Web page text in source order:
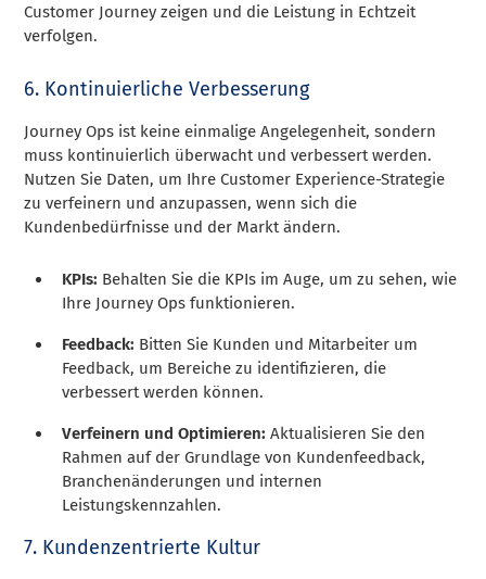
Customer Journey zeigen und die Leistung in Echtzeit
verfolgen.
6. Kontinuierliche Verbesserung
Journey Ops ist keine einmalige Angelegenheit, sondern
muss kontinuierlich überwacht und verbessert werden.
Nutzen Sie Daten, um Ihre Customer Experience-Strategie
zu verfeinern und anzupassen, wenn sich die
Kundenbedürfnisse und der Markt ändern.
KPIs: Behalten Sie die KPIs im Auge, um zu sehen, wie
Ihre Journey Ops funktionieren.
Feedback: Bitten Sie Kunden und Mitarbeiter um
Feedback, um Bereiche zu identifizieren, die
verbessert werden können.
Verfeinern und Optimieren:Aktualisieren Sie den
Rahmen auf der Grundlage von Kundenfeedback,
Branchenänderungen und internen
Leistungskennzahlen.
7. Kundenzentrierte Kultur